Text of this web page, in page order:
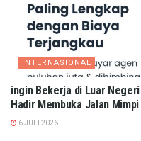
INTERNASIONAL
ingin Bekerja di Luar
Hadir Membuka Jalan
6 JULI 2026